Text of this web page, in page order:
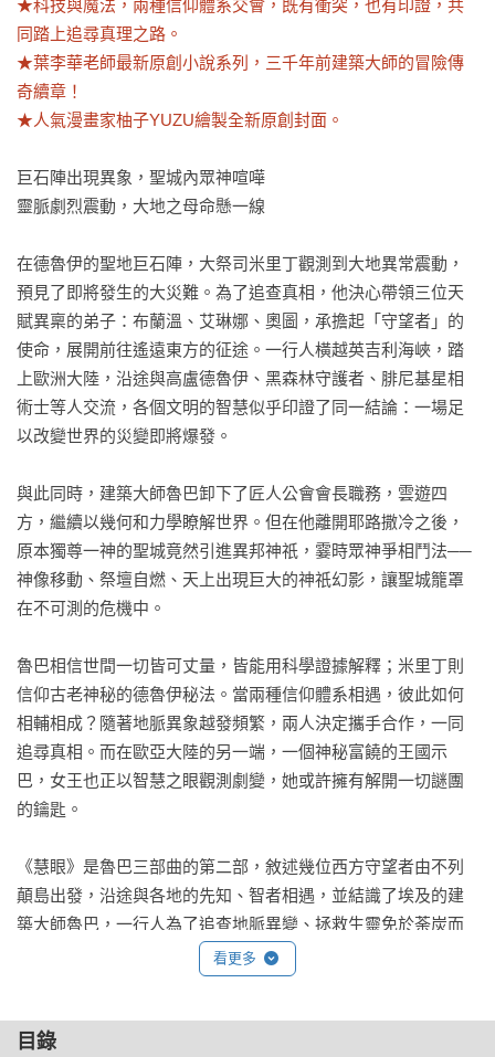
★科技與魔法，兩種信仰體系交會，既有衝突，也有印證，共
同踏上追尋真理之路。
★葉李華老師最新原創小說系列，三千年前建築大師的冒險傳
奇續章！
★人氣漫畫家柚子YUZU繪製全新原創封面。
巨石陣出現異象，聖城內眾神喧嘩
靈脈劇烈震動，大地之母命懸一線
在德魯伊的聖地巨石陣，大祭司米里丁觀測到大地異常震動，
預見了即將發生的大災難。為了追查真相，他決心帶領三位天
賦異稟的弟子：布蘭溫、艾琳娜、奧圖，承擔起「守望者」的
使命，展開前往遙遠東方的征途。一行人橫越英吉利海峽，踏
上歐洲大陸，沿途與高盧德魯伊、黑森林守護者、腓尼基星相
術士等人交流，各個文明的智慧似乎印證了同一結論：一場足
以改變世界的災變即將爆發。
與此同時，建築大師魯巴卸下了匠人公會會長職務，雲遊四
方，繼續以幾何和力學瞭解世界。但在他離開耶路撒冷之後，
原本獨尊一神的聖城竟然引進異邦神祇，霎時眾神爭相鬥法──
神像移動、祭壇自燃、天上出現巨大的神祇幻影，讓聖城籠罩
在不可測的危機中。
魯巴相信世間一切皆可丈量，皆能用科學證據解釋；米里丁則
信仰古老神秘的德魯伊秘法。當兩種信仰體系相遇，彼此如何
相輔相成？隨著地脈異象越發頻繁，兩人決定攜手合作，一同
追尋真相。而在歐亞大陸的另一端，一個神秘富饒的王國示
巴，女王也正以智慧之眼觀測劇變，她或許擁有解開一切謎團
的鑰匙。
《慧眼》是魯巴三部曲的第二部，敘述幾位西方守望者由不列
顛島出發，沿途與各地的先知、智者相遇，並結識了埃及的建
築大師魯巴，一行人為了追查地脈異變、拯救生靈免於荼炭而
奔波。本作結合了亞歐非的古代歷史、神話與神秘學，構築出
一部探尋古老智慧、守護自然平衡的史詩。
【各界聯合推薦】
看更多
目錄